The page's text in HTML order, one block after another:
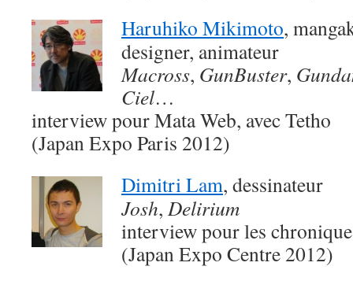
Haruhiko Mikimoto,
designer, animateur
Macross, GunBuster,
Ciel…
interview pour Mata Web, avec Tetho
(Japan Expo Paris 2012)
Dimitri Lam, dessinateur
Josh, Delirium
interview pour les
(Japan Expo Centre 2012)